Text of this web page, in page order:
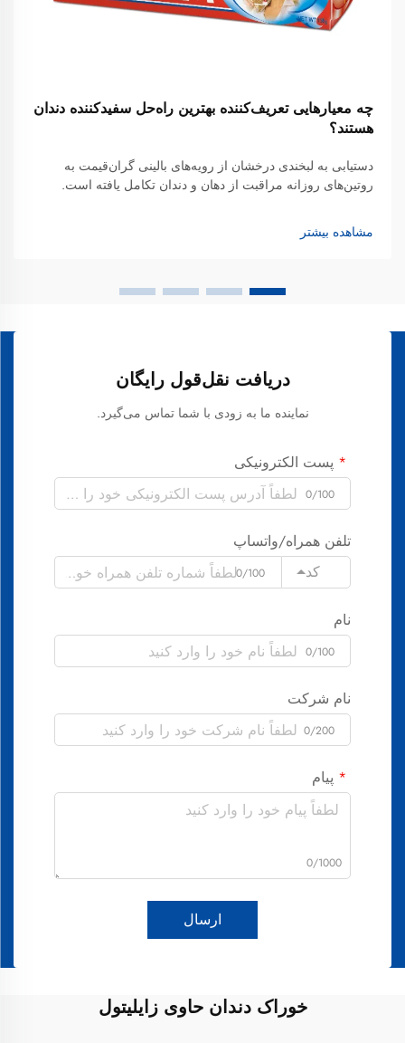
چه معیارهایی تعریف‌کننده بهترین راه‌حل سفیدکننده دندان
هستند؟
دستیابی به لبخندی درخشان از رویه‌های بالینی گران‌قیمت به
روتین‌های روزانه مراقبت از دهان و دندان تکامل یافته است.
سبک زندگی شلوغ افراد جا می‌گیرد، اکثر مصرف‌کنندگان اکنون
به سمت محصولات پیشرفته سفیدکننده دندان در قالب
مشاهده بیشتر
دریافت نقل‌قول رایگان
نماینده ما به زودی با شما تماس می‌گیرد.
پست الکترونیکی
0/100
تلفن همراه/واتساپ
کد
0/100
نام
0/100
نام شرکت
0/200
پیام
0/1000
ارسال
خوراک دندان حاوی زایلیتول